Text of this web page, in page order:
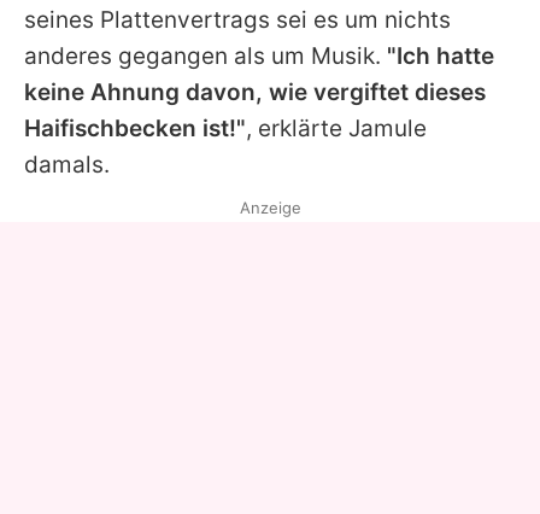
seines Plattenvertrags sei es um nichts
anderes gegangen als um Musik. "Ich hatte
keine Ahnung davon, wie vergiftet dieses
Haifischbecken ist!", erklärte Jamule
damals.
Anzeige